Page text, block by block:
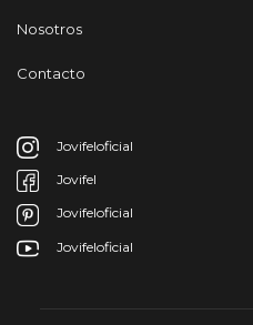
Nosotros
Contacto
Jovifeloficial
Jovifel
Jovifeloficial
Jovifeloficial